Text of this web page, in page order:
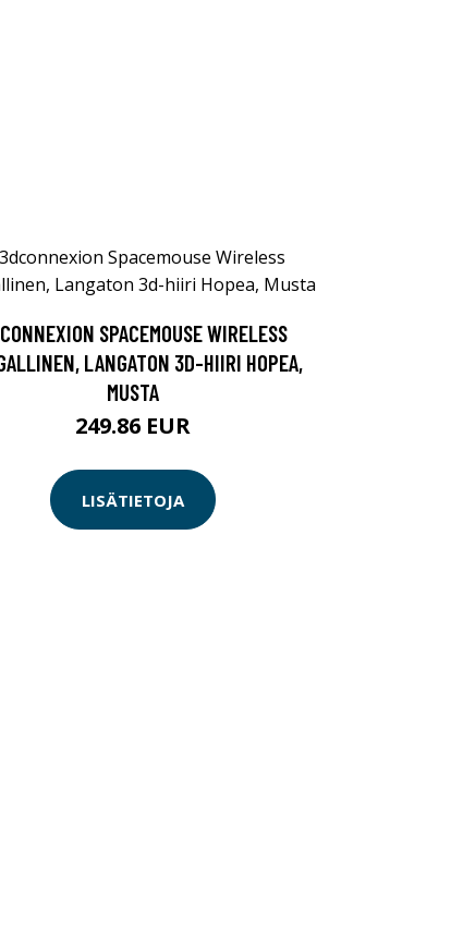
SPACEMOUSE WIRELESS
LANGATON 3D-HIIRI HOPEA,
MUSTA
249.86 EUR
LISÄTIETOJA